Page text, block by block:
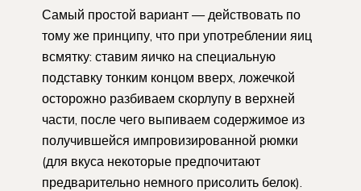
Самый простой вариант — действовать по
тому же принципу, что при употреблении яиц
всмятку: ставим яичко на специальную
подставку тонким концом вверх, ложечкой
осторожно разбиваем скорлупу в верхней
части, после чего выпиваем содержимое из
получившейся импровизированной рюмки
(для вкуса некоторые предпочитают
предварительно немного присолить белок).